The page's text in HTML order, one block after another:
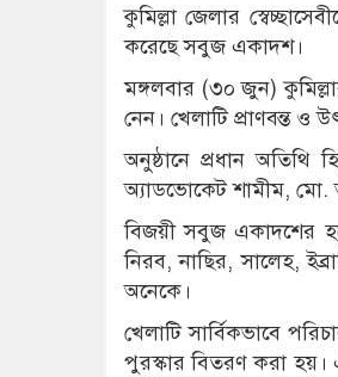
কুমিল্লা জেলার
করেছে সবুজ একাদশ।
মঙ্গলবার (৩০ জুন)
নেন। খেলাটি প্রাণবন্ত ও
অনুষ্ঠানে প্রধান অতিথি
অ্যাডভোকেট শামীম,
বিজয়ী সবুজ একাদশের
নিরব, নাছির, সালেহ,
অনেকে।
খেলাটি সার্বিকভাবে
পুরস্কার বিতরণ করা হয়।